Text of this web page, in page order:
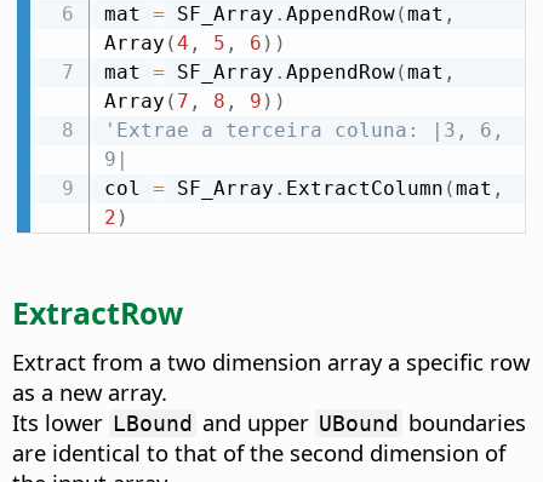
mat = SF_Array . AppendRow(mat ,
Array (4 , 5 , 6 ) )
mat = SF_Array . AppendRow(mat ,
Array ( 7 , 8 , 9 ) )
'Extrae a terceira coluna: |3, 6,
9|
col = SF_Array . ExtractColumn (mat ,
2 )
ExtractRow
Extract from a two dimension array a specific row
as a new array.
Its lower LBound and upper UBound boundaries
are identical to that of the second dimension of